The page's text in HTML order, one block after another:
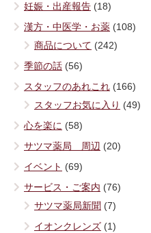
妊娠・出産報告 (18)
漢方・中医学・お薬 (108)
商品について (242)
季節の話 (56)
スタッフのあれこれ (166)
スタッフお気に入り (49)
心を楽に (58)
サツマ薬局 周辺 (20)
イベント (69)
サービス・ご案内 (76)
サツマ薬局新聞 (7)
イオンクレンズ (1)